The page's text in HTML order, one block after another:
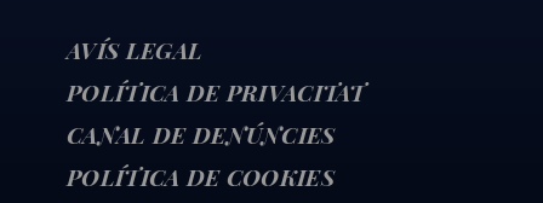
AVÍS LEGAL
POLÍTICA DE PRIVACITAT
CANAL DE DENÚNCIES
POLÍTICA DE COOKIES